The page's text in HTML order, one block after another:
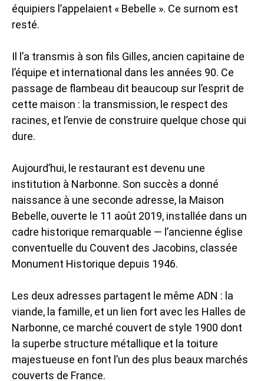
équipiers l’appelaient « Bebelle ». Ce surnom est
resté.
Il l’a transmis à son fils Gilles, ancien capitaine de
l’équipe et international dans les années 90. Ce
passage de flambeau dit beaucoup sur l’esprit de
cette maison : la transmission, le respect des
racines, et l’envie de construire quelque chose qui
dure.
Aujourd’hui, le restaurant est devenu une
institution à Narbonne. Son succès a donné
naissance à une seconde adresse, la Maison
Bebelle, ouverte le 11 août 2019, installée dans un
cadre historique remarquable — l’ancienne église
conventuelle du Couvent des Jacobins, classée
Monument Historique depuis 1946.
Les deux adresses partagent le même ADN : la
viande, la famille, et un lien fort avec les Halles de
Narbonne, ce marché couvert de style 1900 dont
la superbe structure métallique et la toiture
majestueuse en font l’un des plus beaux marchés
couverts de France.